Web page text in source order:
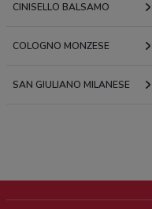
CINISELLO BALSAMO
COLOGNO MONZESE
SAN GIULIANO MILANESE